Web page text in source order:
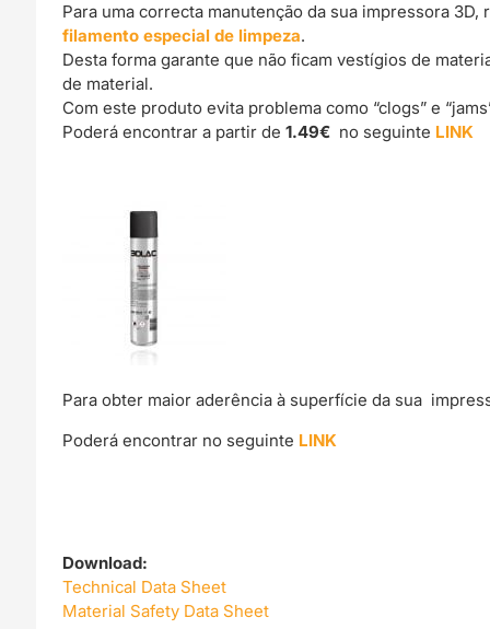
Para uma correcta manutenção da sua impressora
filamento especial de limpeza.
Desta forma garante que não ficam vestígios de
de material.
Com este produto evita problema como “clogs” e
Poderá encontrar a partir de1.49€ no seguinte LINK
Para obter maior aderência à superfície da sua
Poderá encontrar no seguinte LINK
Download:
Technical Data Sheet
Material Safety Data Sheet